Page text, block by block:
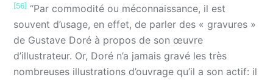
[56] “Par commodité ou méconnaissance, il est
souvent d’usage, en effet, de parler des « gravures »
de Gustave Doré à propos de son œuvre
d’illustrateur. Or, Doré n’a jamais gravé les très
nombreuses illustrations d’ouvrage qu’il a son actif: il